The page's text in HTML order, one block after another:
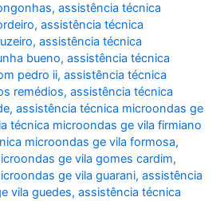
,assistência técnica
,assistência técnica
,assistência técnica
bueno,assistência técnica
pedro ii,assistência técnica
remédios,assistência técnica
,assistência técnica microondas ge
técnica microondas ge vila firmiano
microondas ge vila formosa,
ge vila gomes cardim,
ge vila guarani,assistência
vila guedes,assistência técnica